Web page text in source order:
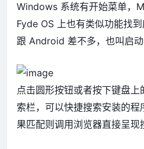
Windows 系统有开始菜单，
Fyde OS 上也有类似功能找
跟 Android 差不多，也叫启动
点击圆形按钮或者按下键盘
索栏，可以快捷搜索安装的
果匹配则调用浏览器直接呈现